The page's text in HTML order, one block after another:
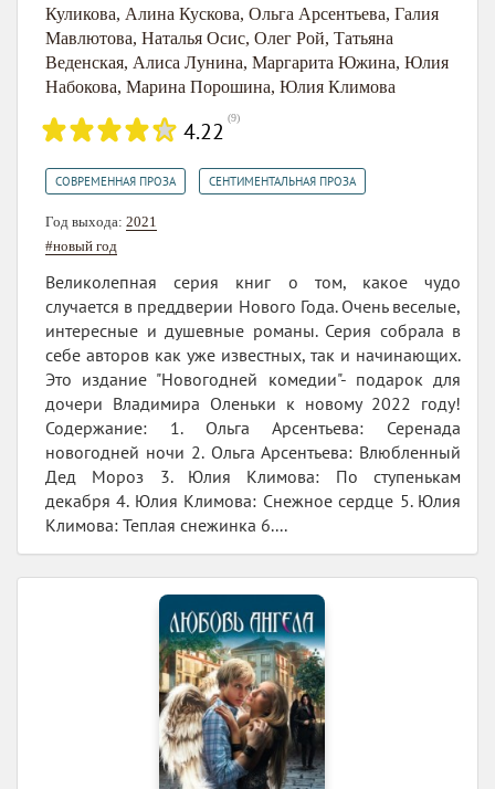
Куликова, Алина Кускова, Ольга Арсентьева, Галия
Мавлютова, Наталья Осис, Олег Рой, Татьяна
Веденская, Алиса Лунина, Маргарита Южина, Юлия
Набокова, Марина Порошина, Юлия Климова
4.22 (9)
СОВРЕМЕННАЯ ПРОЗА СЕНТИМЕНТАЛЬНАЯ ПРОЗА
Год выхода: 2021
#новый год
Великолепная серия книг о том, какое чудо
случается в преддверии Нового Года. Очень веселые,
интересные и душевные романы. Серия собрала в
себе авторов как уже известных, так и начинающих.
Это издание "Новогодней комедии"- подарок для
дочери Владимира Оленьки к новому 2022 году!
Содержание: 1. Ольга Арсентьева: Серенада
новогодней ночи 2. Ольга Арсентьева: Влюбленный
Дед Мороз 3. Юлия Климова: По ступенькам
декабря 4. Юлия Климова: Снежное сердце 5. Юлия
Климова: Теплая снежинка 6....